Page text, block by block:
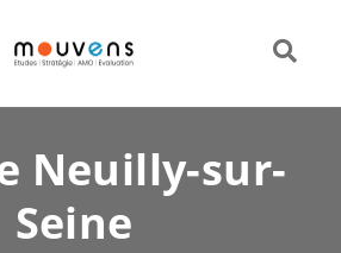
Neuilly-sur-
Seine